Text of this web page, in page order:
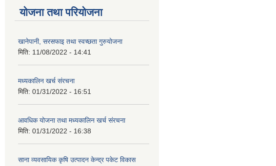
योजना तथा परियोजना
खानेपानी, सरसफाइ तथा स्वच्छता गुरुयोजना
मिति: 11/08/2022 - 14:41
मध्यकालिन खर्च संरचना
मिति: 01/31/2022 - 16:51
आवधिक योजना तथा मध्यकालिन खर्च संरचना
मिति: 01/31/2022 - 16:38
साना व्यवसायिक कृषि उत्पादन केन्द्र पकेट विकास